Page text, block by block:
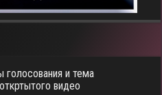
и тема
видео